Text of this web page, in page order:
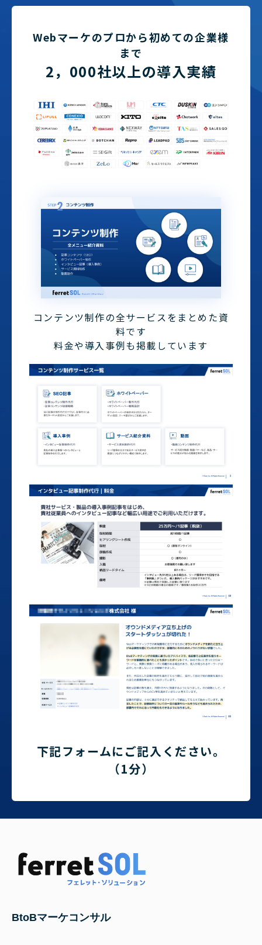
Webマーケのプロから初めての企業様
まで
2，000社以上の導入実績
コンテンツ制作の全サービスをまとめた資
料です
料金や導入事例も掲載しています
下記フォームにご記入ください。
（1分）
BtoBマーケコンサル